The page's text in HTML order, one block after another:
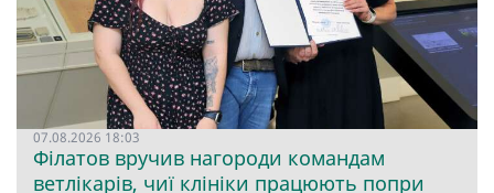
07.08.2026 18:03
Філатов вручив нагороди командам
ветлікарів, чиї клініки працюють попри